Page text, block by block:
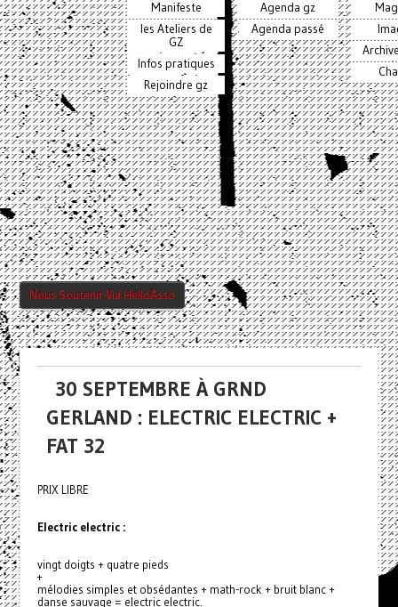
Manifeste
les Ateliers de
GZ
Infos pratiques
Rejoindre gz
Agenda gz
Agenda passé
Nous Soutenir Via HelloAsso
30 SEPTEMBRE À GRND
GERLAND : ELECTRIC ELECTRIC +
FAT 32
PRIX LIBRE
Electric electric :
vingt doigts + quatre pieds
+
mélodies simples et obsédantes + math-rock + bruit blanc +
danse sauvage = electric electric.